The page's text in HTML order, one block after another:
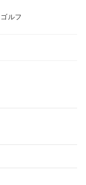
ルフ